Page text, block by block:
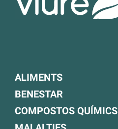
ALIMENTS
BENESTAR
COMPOSTOS QUÍMICS